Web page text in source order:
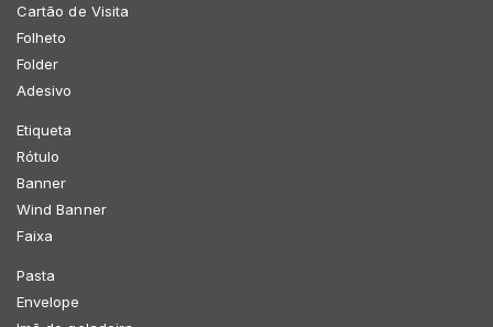
Cartão de Visita
Folheto
Folder
Adesivo
Etiqueta
Rótulo
Banner
Wind Banner
Faixa
Pasta
Envelope